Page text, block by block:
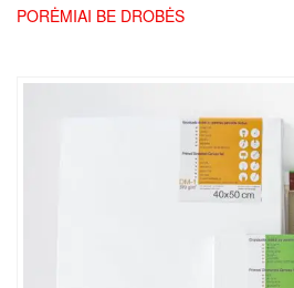
PORĖMIAI BE DROBĖS